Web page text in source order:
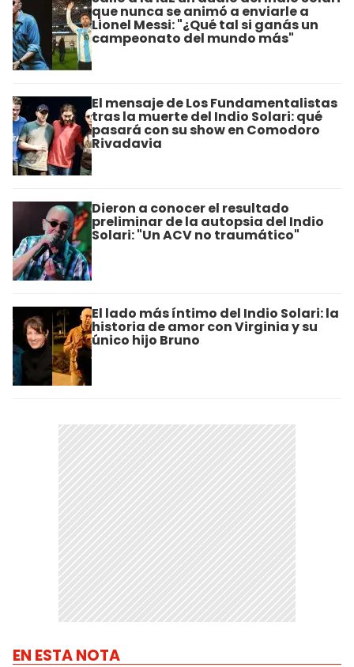
que nunca se animó a enviarle a
Lionel Messi: "¿Qué tal si ganás un
campeonato del mundo más"
El mensaje de Los Fundamentalistas
tras la muerte del Indio Solari: qué
pasará con su show en Comodoro
Rivadavia
Dieron a conocer el resultado
preliminar de la autopsia del Indio
Solari: "Un ACV no traumático"
El lado más íntimo del Indio Solari: la
historia de amor con Virginia y su
único hijo Bruno
EN ESTA NOTA